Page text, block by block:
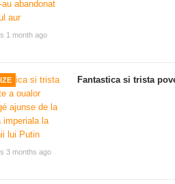
1 month ago
3 months ago
Fantastica si trista